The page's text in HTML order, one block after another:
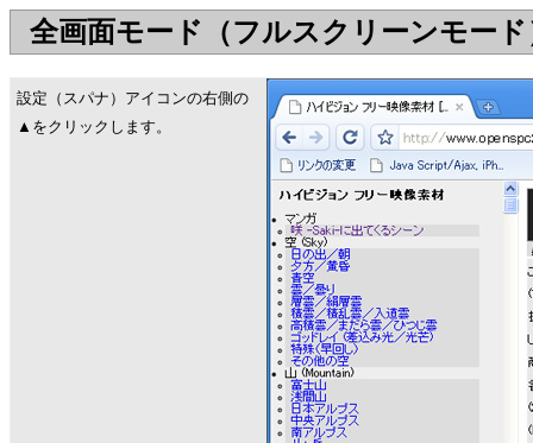
全画面モード（フルスクリーンモー
設定（スパナ）アイコンの右側の
▲をクリックします。